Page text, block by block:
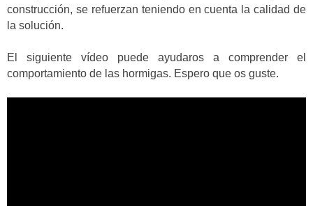
construcción, se refuerzan teniendo en cuenta la calidad de
la solución.
El siguiente vídeo puede ayudaros a comprender el
comportamiento de las hormigas. Espero que os guste.